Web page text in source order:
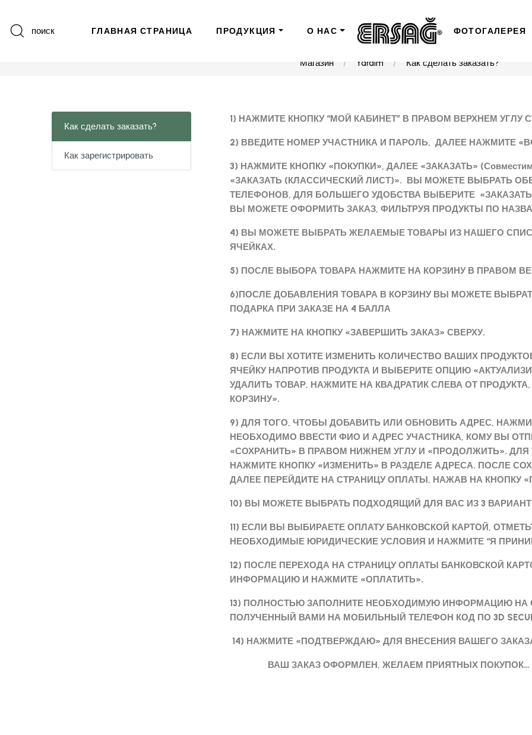
поиск ГЛАВНАЯ СТРАНИЦА ПРОДУКЦИЯ О НАС ФОТОГАЛЕРЕЯ
Магазин Yardım Как сделать заказать?
Как сделать заказать?
Как зарегистрировать
1) НАЖМИТЕ КНОПКУ “МОЙ КАБИНЕТ” В ПРАВОМ ВЕРХНЕМ УГЛУ
2) ВВЕДИТЕ НОМЕР УЧАСТНИКА И ПАРОЛЬ, ДАЛЕЕ НАЖМИТЕ
3) НАЖМИТЕ КНОПКУ «ПОКУПКИ», ДАЛЕЕ «ЗАКАЗАТЬ»
«ЗАКАЗАТЬ (КЛАССИЧЕСКИЙ ЛИСТ)». ВЫ МОЖЕТЕ ВЫБРАТЬ
ТЕЛЕФОНОВ, ДЛЯ БОЛЬШЕГО УДОБСТВА ВЫБЕРИТЕ «ЗАКАЗАТЬ»
ВЫ МОЖЕТЕ ОФОРМИТЬ ЗАКАЗ, ФИЛЬТРУЯ ПРОДУКТЫ ПО
4) ВЫ МОЖЕТЕ ВЫБРАТЬ ЖЕЛАЕМЫЕ ТОВАРЫ ИЗ НАШЕГО
ЯЧЕЙКАХ.
5) ПОСЛЕ ВЫБОРА ТОВАРА НАЖМИТЕ НА КОРЗИНУ В ПРАВОМ
6)ПОСЛЕ ДОБАВЛЕНИЯ ТОВАРА В КОРЗИНУ ВЫ МОЖЕТЕ
ПОДАРКА ПРИ ЗАКАЗЕ НА 4 БАЛЛА
7) НАЖМИТЕ НА КНОПКУ «ЗАВЕРШИТЬ ЗАКАЗ» СВЕРХУ.
8) ЕСЛИ ВЫ ХОТИТЕ ИЗМЕНИТЬ КОЛИЧЕСТВО ВАШИХ
ЯЧЕЙКУ НАПРОТИВ ПРОДУКТА И ВЫБЕРИТЕ ОПЦИЮ
УДАЛИТЬ ТОВАР, НАЖМИТЕ НА КВАДРАТИК СЛЕВА ОТ
КОРЗИНУ».
9) ДЛЯ ТОГО, ЧТОБЫ ДОБАВИТЬ ИЛИ ОБНОВИТЬ АДРЕС,
НЕОБХОДИМО ВВЕСТИ ФИО И АДРЕС УЧАСТНИКА, КОМУ ВЫ
«СОХРАНИТЬ» В ПРАВОМ НИЖНЕМ УГЛУ И «ПРОДОЛЖИТЬ».
НАЖМИТЕ КНОПКУ «ИЗМЕНИТЬ» В РАЗДЕЛЕ АДРЕСА. ПОСЛЕ
ДАЛЕЕ ПЕРЕЙДИТЕ НА СТРАНИЦУ ОПЛАТЫ, НАЖАВ НА КНОПКУ
10) ВЫ МОЖЕТЕ ВЫБРАТЬ ПОДХОДЯЩИЙ ДЛЯ ВАС ИЗ 3
11) ЕСЛИ ВЫ ВЫБИРАЕТЕ ОПЛАТУ БАНКОВСКОЙ КАРТОЙ,
НЕОБХОДИМЫЕ ЮРИДИЧЕСКИЕ УСЛОВИЯ И НАЖМИТЕ “Я
12) ПОСЛЕ ПЕРЕХОДА НА СТРАНИЦУ ОПЛАТЫ БАНКОВСКОЙ
ИНФОРМАЦИЮ И НАЖМИТЕ «ОПЛАТИТЬ».
13) ПОЛНОСТЬЮ ЗАПОЛНИТЕ НЕОБХОДИМУЮ ИНФОРМАЦИЮ НА
ПОЛУЧЕННЫЙ ВАМИ НА МОБИЛЬНЫЙ ТЕЛЕФОН КОД ПО 3D
14) НАЖМИТЕ «ПОДТВЕРЖДАЮ» ДЛЯ ВНЕСЕНИЯ ВАШЕГО
ВАШ ЗАКАЗ ОФОРМЛЕН, ЖЕЛАЕМ ПРИЯТНЫХ ПОКУПОК…